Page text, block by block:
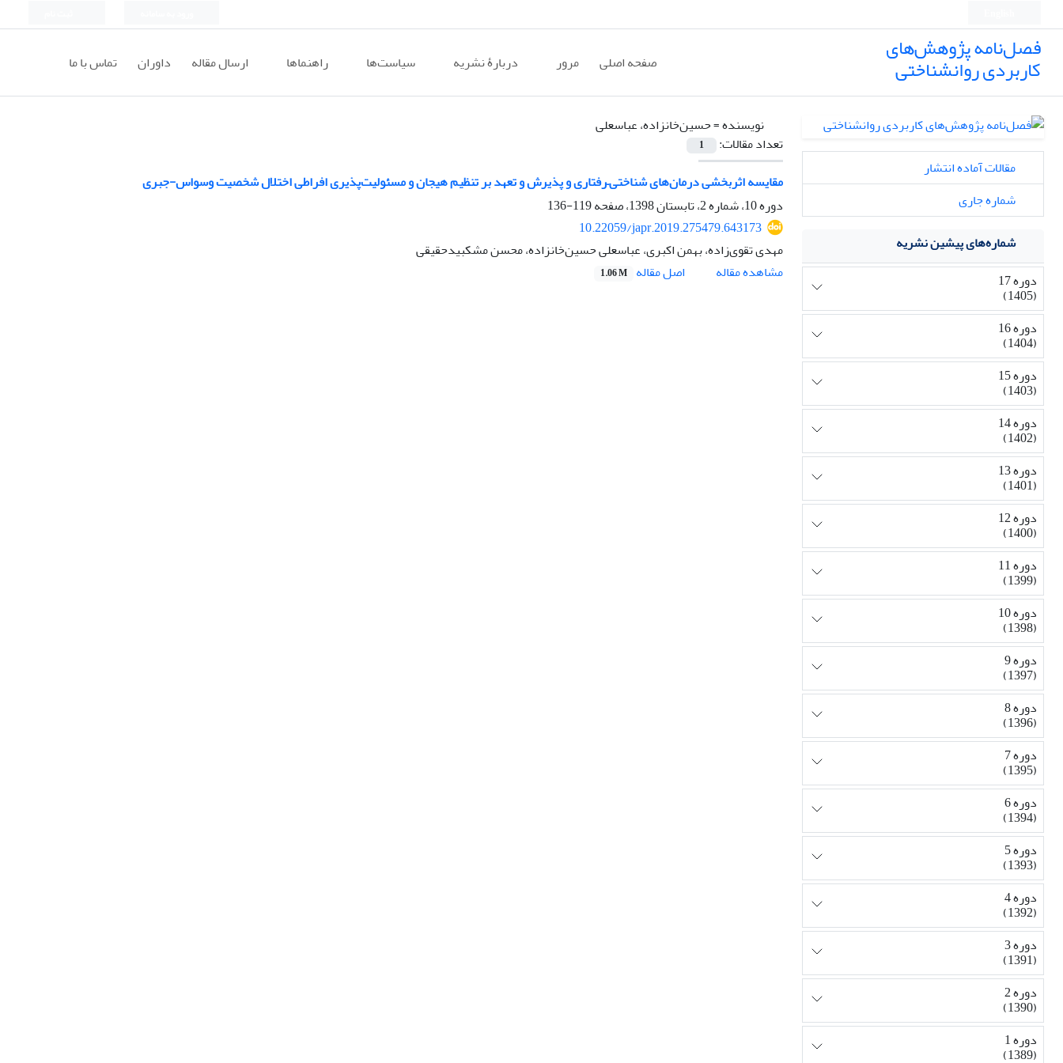
فصل‌نامه پژوهش‌های
کاربردی روانشناختی صفحه اصلی مرور دربارۀ نشریه سیاست‌ها راهنماها ارسال مقاله داوران تماس با ما
نویسنده =حسین‌خانزاده، عباسعلی
تعداد مقالات:
1
مقایسه اثربخشی درمان‌های شناختی–رفتاری و پذیرش و تعهد بر تنظیم هیجان و مسئولیت‌پذیری افراطی اختلال شخصیت وسواس-جبری
دوره 10، شماره 2، تابستان 1398، صفحه
119-136
10.22059/japr.2019.275479.643173
مهدی تقوی‌زاده، بهمن اکبری، عباسعلی حسین‌خانزاده، محسن مشکبید‌حقیقی
مشاهده مقاله
اصل مقاله 1.06 M
مقالات آماده انتشار
شماره جاری
شماره‌های پیشین نشریه
دوره 17
(1405)
دوره 16
(1404)
دوره 15
(1403)
دوره 14
(1402)
دوره 13
(1401)
دوره 12
(1400)
دوره 11
(1399)
دوره 10
(1398)
دوره 9
(1397)
دوره 8
(1396)
دوره 7
(1395)
دوره 6
(1394)
دوره 5
(1393)
دوره 4
(1392)
دوره 3
(1391)
دوره 2
(1390)
دوره 1
(1389)